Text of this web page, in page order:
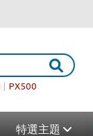
PX500
特選主題